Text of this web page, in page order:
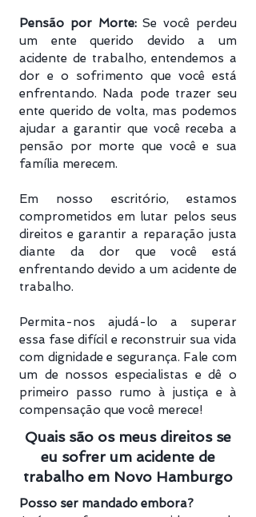
Pensão por Morte:Se você perdeu
um ente querido devido a um
acidente de trabalho, entendemos a
dor e o sofrimento que você está
enfrentando. Nada pode trazer seu
ente querido de volta, mas podemos
ajudar a garantir que você receba a
pensão por morte que você e sua
família merecem.
Em nosso escritório, estamos
comprometidos em lutar pelos seus
direitos e garantir a reparação justa
diante da dor que você está
enfrentando devido a um acidente de
trabalho.
Permita-nos ajudá-lo a superar
essa fase difícil e reconstruir sua vida
com dignidade e segurança. Fale com
um de nossos especialistas e dê o
primeiro passo rumo à justiça e à
compensação que você merece!
Quais são os meus direitos se
eu sofrer um acidente de
trabalho em Novo Hamburgo
Posso ser mandado embora?